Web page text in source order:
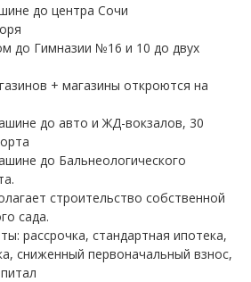
до центра Сочи
до Гимназии №16 и 10 до двух
+ магазины откроются на
до авто и ЖД-вокзалов, 30
до Бальнеологического
строительство собственной
сада.
рассрочка, стандартная ипотека,
сниженный первоначальный взнос,